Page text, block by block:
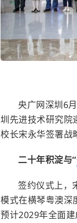
央广网深圳6
圳先进技术研究院
校长宋永华签署战
二十年积淀与“
签约仪式上，
模式在横琴粤澳深
预计2029年全面